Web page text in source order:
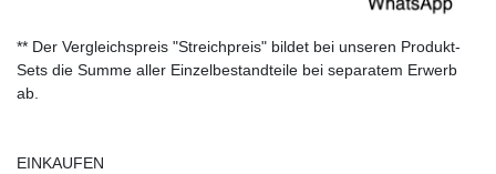
** Der Vergleichspreis "Streichpreis" bildet bei unseren Produkt-
Sets die Summe aller Einzelbestandteile bei separatem Erwerb
ab.
EINKAUFEN